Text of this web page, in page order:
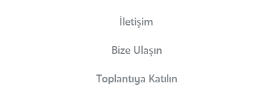
İletişim
Bize Ulaşın
Toplantıya Katılın